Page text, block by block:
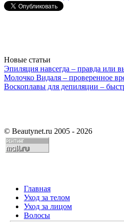
Новые статьи
Эпиляция навсегда – правда или
Молочко Видаля – проверенное
Воскоплавы для депиляции –
© Beautynet.ru 2005 - 2026
Главная
Уход за телом
Уход за лицом
Волосы